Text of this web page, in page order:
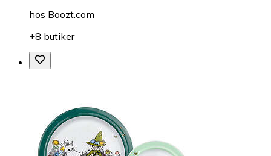
hos Boozt.com
+8 butiker